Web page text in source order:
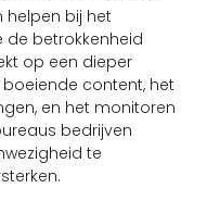
helpen bij het
de betrokkenheid
op een dieper
content, het
en het monitoren
bedrijven
te